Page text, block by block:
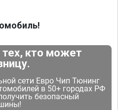
кто может
сети Евро Чип Тюнинг
в 50+ городах РФ
безопасный